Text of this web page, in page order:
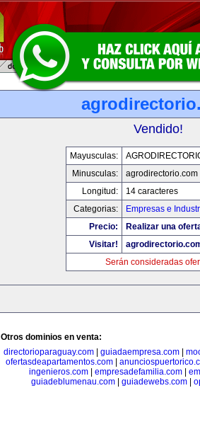
Vendido!
Mayusculas:
Minusculas:
agrodirectorio.com
Longitud:
14 caracteres
Categorias:
Empresas e
Precio:
Realizar una
Visitar!
Serán consideradas
Otros dominios en venta:
directorioparaguay.com| guiadaempresa.com|
ofertasdeapartamentos.com
ingenieros.com| empresadefamilia.com|
guiadeblumenau.com| guiadewebs.com|